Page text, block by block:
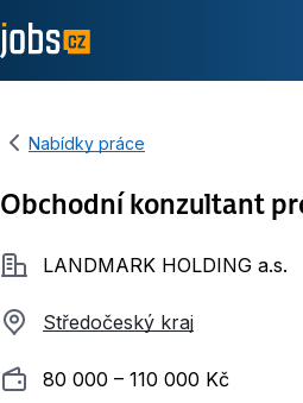
Nabídky práce
Obchodní konzultant
SpolečnostLANDMARK HOLDING a.s.
Středočeský kraj
Plat 80 000 ‍–‍ 110 000 Kč